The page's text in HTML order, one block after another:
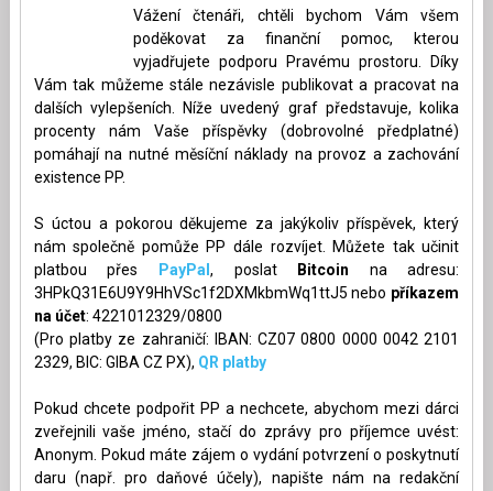
Vážení čtenáři, chtěli bychom Vám všem
poděkovat za finanční pomoc, kterou
vyjadřujete podporu Pravému prostoru. Díky
Vám tak můžeme stále nezávisle publikovat a pracovat na
dalších vylepšeních. Níže uvedený graf představuje, kolika
procenty nám Vaše příspěvky (dobrovolné předplatné)
pomáhají na nutné měsíční náklady na provoz a zachování
existence PP.
S úctou a pokorou děkujeme za jakýkoliv příspěvek, který
nám společně pomůže PP dále rozvíjet. Můžete tak učinit
platbou přes
PayPal, poslat Bitcoin na adresu:
3HPkQ31E6U9Y9HhVSc1f2DXMkbmWq1ttJ5 nebo příkazem
na účet: 4221012329/0800
(Pro platby ze zahraničí: IBAN: CZ07 0800 0000 0042 2101
2329, BIC: GIBA CZ PX), QR platby
Pokud chcete podpořit PP a nechcete, abychom mezi dárci
zveřejnili vaše jméno, stačí do zprávy pro příjemce uvést:
Anonym. Pokud máte zájem o vydání potvrzení o poskytnutí
daru (např. pro daňové účely), napište nám na redakční